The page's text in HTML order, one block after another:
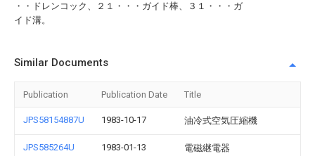
・・ドレンコック、２１・・・ガイド棒、３１・・・ガ
イド溝。
Similar Documents
Publication Publication Date Title
JPS58154887U 1983-10-17 油冷式空気圧縮機
JPS585264U 1983-01-13 電磁継電器